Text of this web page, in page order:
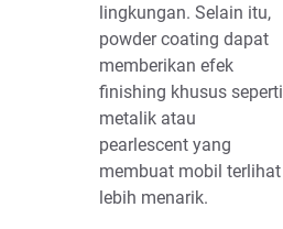
lingkungan. Selain itu,
powder coating dapat
memberikan efek
finishing khusus seperti
metalik atau
pearlescent yang
membuat mobil terlihat
lebih menarik.